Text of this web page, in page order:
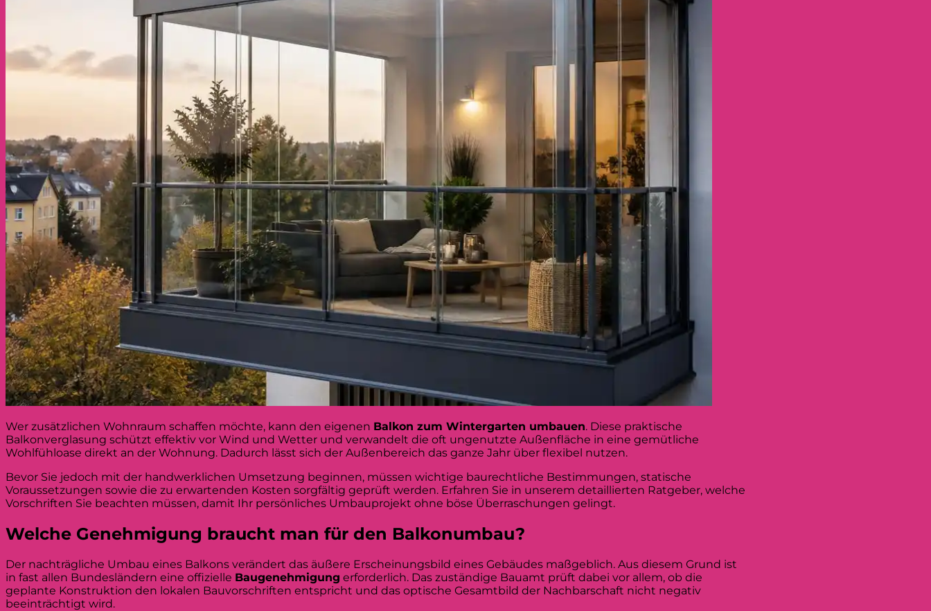
Wer zusätzlichen Wohnraum schaffen möchte, kann den eigenen Balkon zum Wintergarten umbauen. Diese praktische
Balkonverglasung schützt effektiv vor Wind und Wetter und verwandelt die oft ungenutzte Außenfläche in eine gemütliche
Wohlfühloase direkt an der Wohnung. Dadurch lässt sich der Außenbereich das ganze Jahr über flexibel nutzen.
Bevor Sie jedoch mit der handwerklichen Umsetzung beginnen, müssen wichtige baurechtliche Bestimmungen, statische
Voraussetzungen sowie die zu erwartenden Kosten sorgfältig geprüft werden. Erfahren Sie in unserem detaillierten Ratgeber, welche
Vorschriften Sie beachten müssen, damit Ihr persönliches Umbauprojekt ohne böse Überraschungen gelingt.
Welche Genehmigung braucht man für den Balkonumbau?
Der nachträgliche Umbau eines Balkons verändert das äußere Erscheinungsbild eines Gebäudes maßgeblich. Aus diesem Grund ist
in fast allen Bundesländern eine offizielle Baugenehmigung erforderlich. Das zuständige Bauamt prüft dabei vor allem, ob die
geplante Konstruktion den lokalen Bauvorschriften entspricht und das optische Gesamtbild der Nachbarschaft nicht negativ
beeinträchtigt wird.